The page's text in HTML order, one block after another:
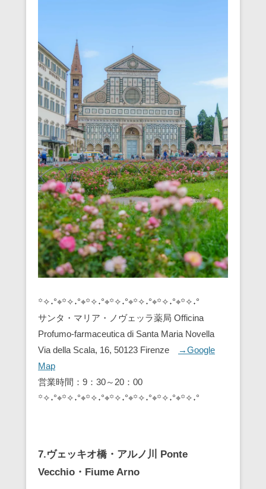
꙳✧˖°⌖꙳✧˖°⌖꙳✧˖°⌖꙳✧˖°⌖꙳✧˖°⌖꙳✧˖°⌖꙳✧˖°
サンタ・マリア・ノヴェッラ薬局 Officina
Profumo-farmaceutica di Santa Maria Novella
Via della Scala, 16, 50123 Firenze
→Google
Map
営業時間：9：30～20：00
꙳✧˖°⌖꙳✧˖°⌖꙳✧˖°⌖꙳✧˖°⌖꙳✧˖°⌖꙳✧˖°⌖꙳✧˖°
7.ヴェッキオ橋・アルノ川 Ponte
Vecchio・Fiume Arno